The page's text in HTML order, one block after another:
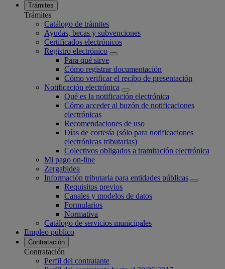
Trámites
Trámites
Catálogo de trámites
Ayudas, becas y subvenciones
Certificados electrónicos
Registro electrónico
Para qué sirve
Cómo registrar documentación
Cómo verificar el recibo de presentación
Notificación electrónica
Qué es la notificación electrónica
Cómo acceder al buzón de notificaciones
electrónicas
Recomendaciones de uso
Días de cortesía (sólo para notificaciones
electrónicas tributarias)
Colectivos obligados a tramitación electrónica
Mi pago on-line
Zergabidea
Información tributaria para entidades públicas
Requisitos previos
Canales y modelos de datos
Formularios
Normativa
Catálogo de servicios municipales
Empleo público
Contratación
Contratación
Perfil del contratante